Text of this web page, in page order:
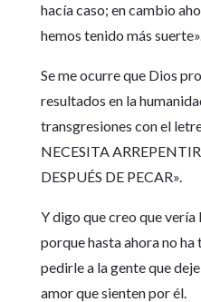
hacía caso; en cambio
hemos tenido más
Se me ocurre que Dios
resultados en la
transgresiones con el
NECESITA
DESPUÉS DE PECAR».
Y digo que creo que vería
porque hasta ahora no
pedirle a la gente que
amor que sienten por él.